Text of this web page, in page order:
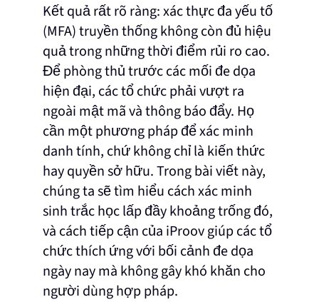
Kết quả rất rõ ràng: xác thực đa yếu tố
(MFA) truyền thống không còn đủ hiệu
quả trong những thời điểm rủi ro cao.
Để phòng thủ trước các mối đe dọa
hiện đại, các tổ chức phải vượt ra
ngoài mật mã và thông báo đẩy. Họ
cần một phương pháp để xác minh
danh tính, chứ không chỉ là kiến thức
hay quyền sở hữu. Trong bài viết này,
chúng ta sẽ tìm hiểu cách xác minh
sinh trắc học lấp đầy khoảng trống đó,
và cách tiếp cận của iProov giúp các tổ
chức thích ứng với bối cảnh đe dọa
ngày nay mà không gây khó khăn cho
người dùng hợp pháp.